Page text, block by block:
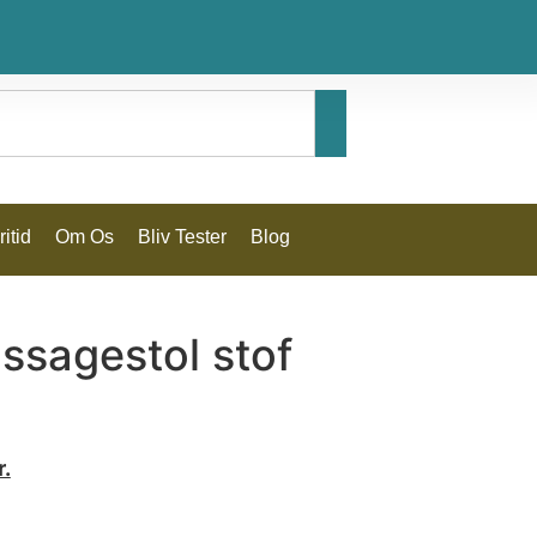
Om Os Bliv Tester Blog
stof